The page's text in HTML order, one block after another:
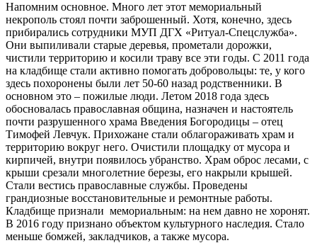
Напомним основное. Много лет этот мемориальный
некрополь стоял почти заброшенный. Хотя, конечно, здесь
прибирались сотрудники МУП ДГХ «Ритуал-Спецслужба».
Они выпиливали старые деревья, прометали дорожки,
чистили территорию и косили траву все эти годы. С 2011 года
на кладбище стали активно помогать добровольцы: те, у кого
здесь похоронены были лет 50-60 назад родственники. В
основном это – пожилые люди. Летом 2018 года здесь
обосновалась православная община, назначен и настоятель
почти разрушенного храма Введения Богородицы – отец
Тимофей Левчук. Прихожане стали облагораживать храм и
территорию вокруг него. Очистили площадку от мусора и
кирпичей, внутри появилось убранство. Храм оброс лесами, с
крыши срезали многолетние березы, его накрыли крышей.
Стали вестись православные службы. Проведены
грандиозные восстановительные и ремонтные работы.
Кладбище признали мемориальным: на нем давно не хоронят.
В 2016 году признано объектом культурного наследия. Стало
меньше бомжей, закладчиков, а также мусора.